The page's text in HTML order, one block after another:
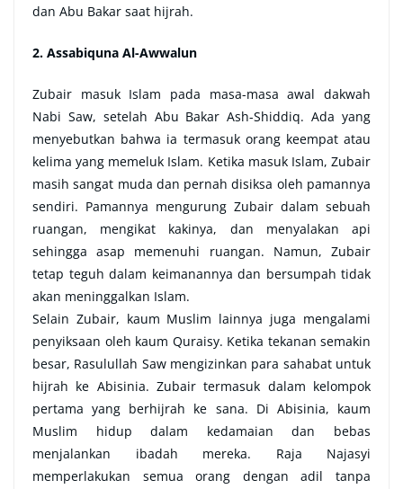
dan Abu Bakar saat hijrah.
2. Assabiquna Al-Awwalun
Zubair masuk Islam pada masa-masa awal dakwah
Nabi Saw, setelah Abu Bakar Ash-Shiddiq. Ada yang
menyebutkan bahwa ia termasuk orang keempat atau
kelima yang memeluk Islam. Ketika masuk Islam, Zubair
masih sangat muda dan pernah disiksa oleh pamannya
sendiri. Pamannya mengurung Zubair dalam sebuah
ruangan, mengikat kakinya, dan menyalakan api
sehingga asap memenuhi ruangan. Namun, Zubair
tetap teguh dalam keimanannya dan bersumpah tidak
akan meninggalkan Islam.
Selain Zubair, kaum Muslim lainnya juga mengalami
penyiksaan oleh kaum Quraisy. Ketika tekanan semakin
besar, Rasulullah Saw mengizinkan para sahabat untuk
hijrah ke Abisinia. Zubair termasuk dalam kelompok
pertama yang berhijrah ke sana. Di Abisinia, kaum
Muslim hidup dalam kedamaian dan bebas
menjalankan ibadah mereka. Raja Najasyi
memperlakukan semua orang dengan adil tanpa